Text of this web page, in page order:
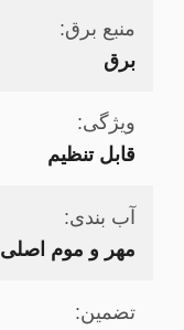
منبع برق:
برق
ویژگی:
قابل تنظیم
آب بندی:
مهر و موم اصلی PTFE
تضمین: